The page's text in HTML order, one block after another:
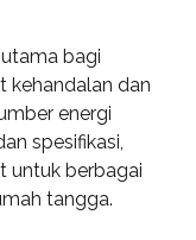
bagi
kehandalan dan
energi
spesifikasi,
untuk berbagai
tangga.